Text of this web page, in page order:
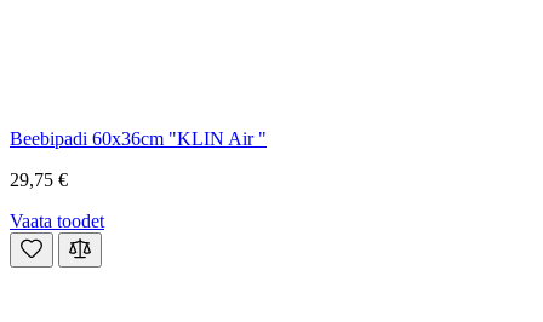
Beebipadi 60x36cm "KLIN Air "
29,75 €
Vaata toodet